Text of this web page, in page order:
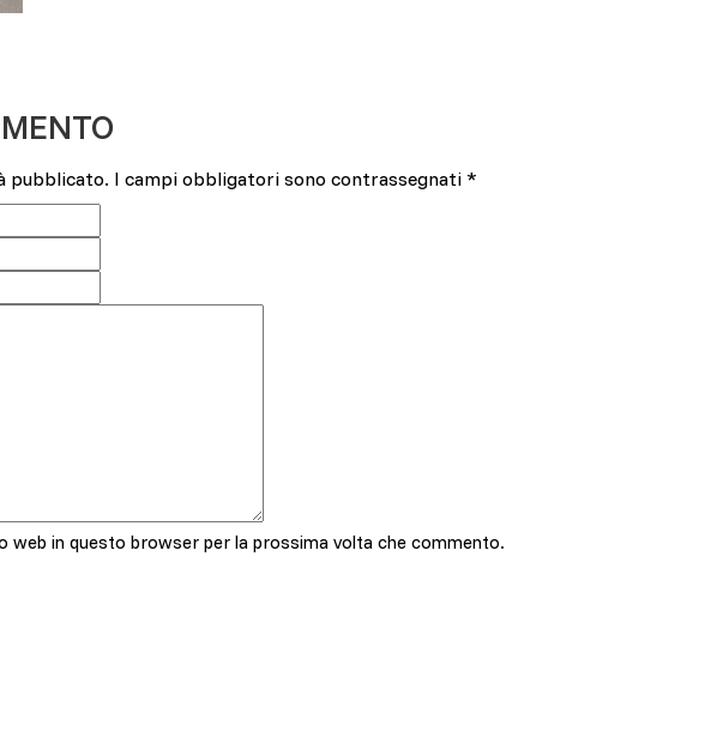
pubblicato. I campi obbligatori sono contrassegnati *
web in questo browser per la prossima volta che commento.